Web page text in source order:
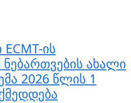
ის
ახალი
2026 წლის 1